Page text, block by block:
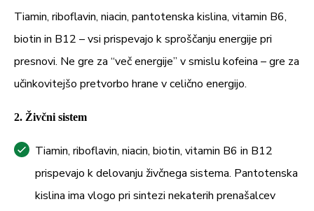
Tiamin, riboflavin, niacin, pantotenska kislina, vitamin B6,
biotin in B12 – vsi prispevajo k sproščanju energije pri
presnovi. Ne gre za “več energije” v smislu kofeina – gre za
učinkovitejšo pretvorbo hrane v celično energijo.
2. Živčni sistem
Tiamin, riboflavin, niacin, biotin, vitamin B6 in B12
prispevajo k delovanju živčnega sistema. Pantotenska
kislina ima vlogo pri sintezi nekaterih prenašalcev